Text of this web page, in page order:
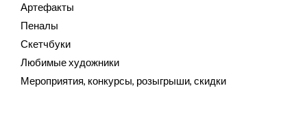
Артефакты
Пеналы
Скетчбуки
Любимые художники
Мероприятия, конкурсы, розыгрыши, скидки